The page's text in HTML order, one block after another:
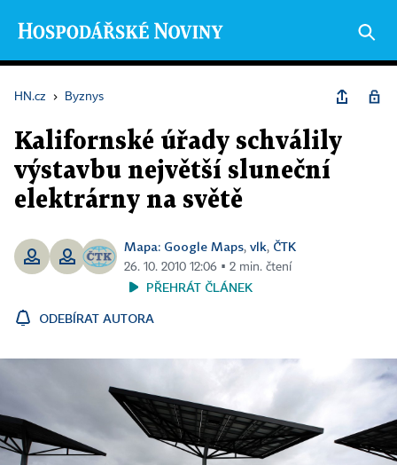
HN.cz › Byznys
Kalifornské úřady schválily
výstavbu největší sluneční
elektrárny na světě
Mapa: Google Maps, vlk, ČTK
26. 10. 2010 12:06 ▪ 2 min. čtení
PŘEHRÁT ČLÁNEK
ODEBÍRAT AUTORA